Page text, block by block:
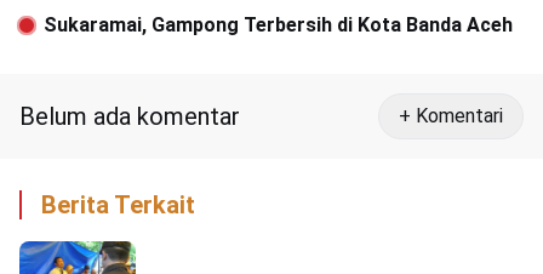
Sukaramai, Gampong Terbersih di Kota Banda Aceh
Belum ada komentar + Komentari
Berita Terkait